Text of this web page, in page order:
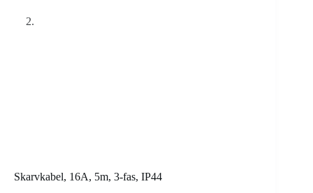
Skarvkabel, 16A, 5m, 3-fas, IP44